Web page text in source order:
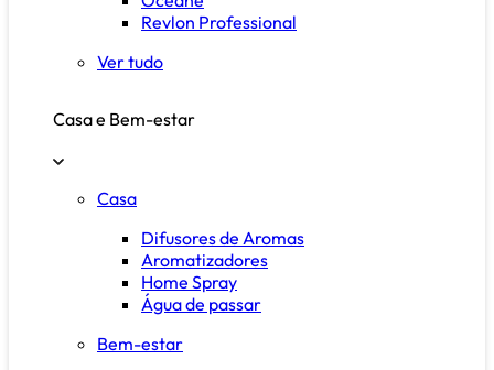
Revlon Professional
Ver tudo
Casa e Bem-estar
Casa
Difusores de Aromas
Aromatizadores
Home Spray
Água de passar
Bem-estar